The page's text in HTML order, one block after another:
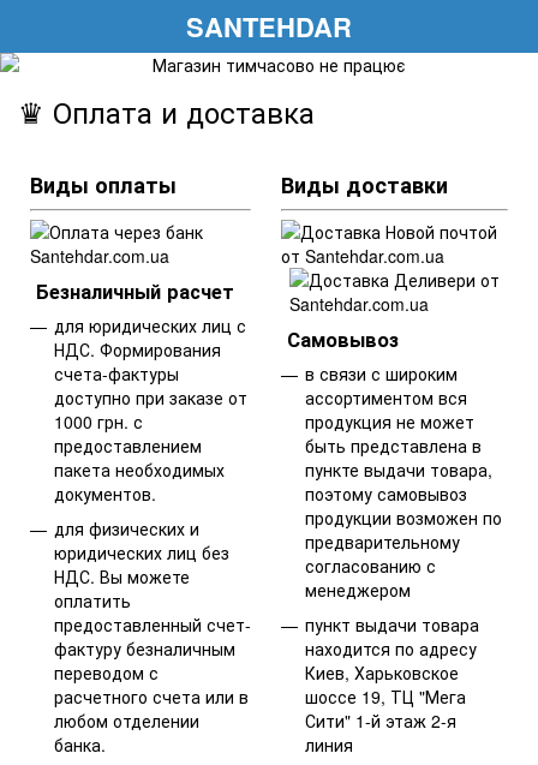
SANTEHDAR
♛ Оплата и доставка
Виды оплаты
Безналичный расчет
для юридических лиц с
НДС. Формирования
счета-фактуры
доступно при заказе от
1000 грн. с
предоставлением
пакета необходимых
документов.
для физических и
юридических лиц без
НДС. Вы можете
оплатить
предоставленный счет-
фактуру безналичным
переводом с
расчетного счета или в
любом отделении
банка.
Виды доставки
Самовывоз
в связи с широким
ассортиментом вся
продукция не может
быть представлена в
пункте выдачи товара,
поэтому самовывоз
продукции возможен по
предварительному
согласованию с
менеджером
пункт выдачи товара
находится по адресу
Киев, Харьковское
шоссе 19, ТЦ "Мега
Сити" 1-й этаж 2-я
линия